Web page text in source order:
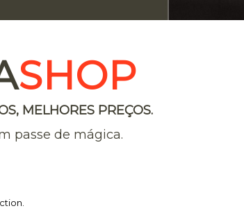
SHOP
MELHORES PREÇOS.
passe de mágica.